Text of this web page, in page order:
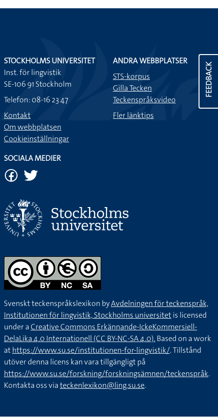
FEEDBACK
STOCKHOLMS UNIVERSITET
Inst. för lingvistik
SE-106 91 Stockholm
Telefon: 08-16 23 47
Kontakt
Om webbplatsen
Cookieinställningar
ANDRA WEBBPLATSER
STS-korpus
Gilla Tecken
Teckenspråksvideo
Fler länktips
SOCIALA MEDIER
Svenskt teckenspråkslexikon byAvdelningen för teckenspråk,
Institutionen för lingvistik, Stockholms universitetis licensed
under aCreative Commons Erkännande-IckeKommersiell-
DelaLika 4.0 Internationell (CC BY-NC-SA 4.0).Based on a work
athttps://www.su.se/institutionen-for-lingvistik/. Tillstånd
utöver denna licens kan vara tillgängligt på
https://www.su.se/forskning/forskningsämnen/teckenspråk.
Kontakta oss viateckenlexikon@ling.su.se.